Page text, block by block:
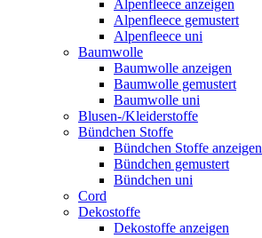
Alpenfleece anzeigen
Alpenfleece gemustert
Alpenfleece uni
Baumwolle
Baumwolle anzeigen
Baumwolle gemustert
Baumwolle uni
Blusen-/Kleiderstoffe
Bündchen Stoffe
Bündchen Stoffe anzeigen
Bündchen gemustert
Bündchen uni
Cord
Dekostoffe
Dekostoffe anzeigen